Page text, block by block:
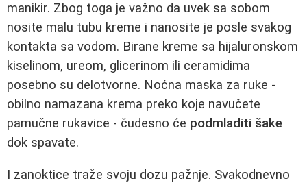
manikir. Zbog toga je važno da uvek sa sobom
nosite malu tubu kreme i nanosite je posle svakog
kontakta sa vodom. Birane kreme sa hijaluronskom
kiselinom, ureom, glicerinom ili ceramidima
posebno su delotvorne. Noćna maska za ruke -
obilno namazana krema preko koje navučete
pamučne rukavice - čudesno će podmladiti šake
dok spavate.
I zanoktice traže svoju dozu pažnje. Svakodnevno